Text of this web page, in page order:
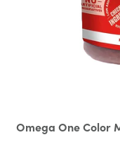
Omega One Color